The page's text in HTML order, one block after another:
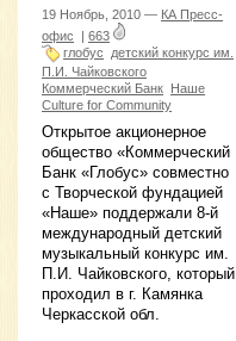
19 Ноябрь, 2010 — КА Пресс-
офис
663
глобус детский конкурс им.
П.И. Чайковского
Коммерческий Банк
Наше
Culture for Community
Открытое акционерное
общество «Коммерческий
Банк «Глобус» совместно
с Творческой фундацией
«Наше» поддержали 8-й
международный детский
музыкальный конкурс им.
П.И. Чайковского, который
проходил в г. Камянка
Черкасской обл.